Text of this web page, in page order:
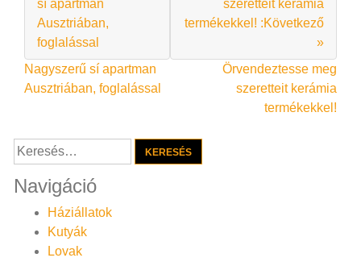
sí apartman
Ausztriában,
foglalással
szeretteit kerámia
termékekkel! :Következő
»
Bejegyzés
navigáció
Nagyszerű sí apartman
Ausztriában, foglalással
Örvendeztesse meg
szeretteit kerámia
termékekkel!
Keresés:
Navigáció
Háziállatok
Kutyák
Lovak